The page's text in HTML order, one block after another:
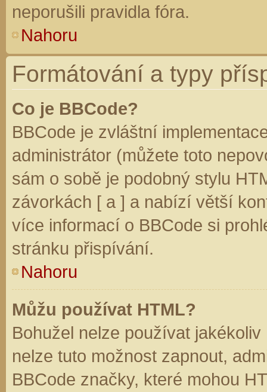
neporušili pravidla fóra.
Nahoru
Formátování a typy
Co je BBCode?
BBCode je zvláštní
administrátor (můžete toto
sám o sobě je podobný stylu
závorkách [ a ] a nabízí větší
více informací o BBCode si
stránku přispívání.
Nahoru
Můžu používat HTML?
Bohužel nelze používat
nelze tuto možnost zapnout,
BBCode značky, které mohou